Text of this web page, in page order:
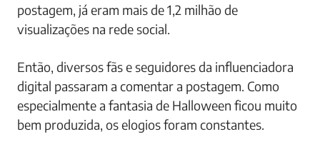
postagem, já eram mais de 1,2 milhão de
visualizações na rede social.
Então, diversos fãs e seguidores da influenciadora
digital passaram a comentar a postagem. Como
especialmente a fantasia de Halloween ficou muito
bem produzida, os elogios foram constantes.